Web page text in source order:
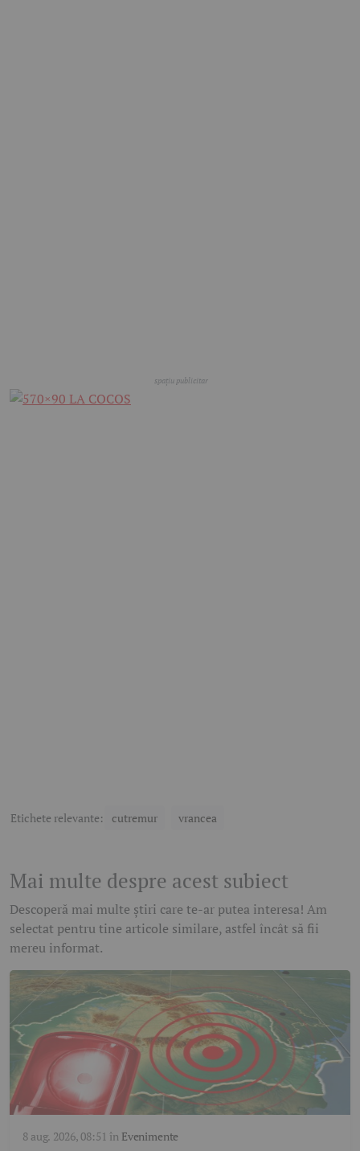
Etichete relevante: cutremur vrancea
Mai multe despre acest subiect
Descoperă mai multe știri care te-ar putea interesa! Am
selectat pentru tine articole similare, astfel încât să fii
mereu informat.
8 aug. 2026, 08:51 în Evenimente